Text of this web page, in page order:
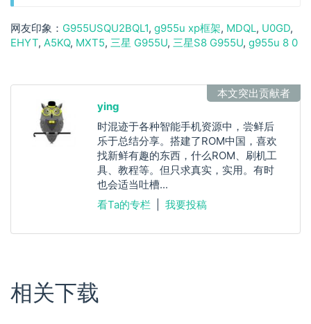
G955USQU2BQL1 g955u xp框架 MDQL U0GD
EHYT A5KQ MXT5 三星 G955U 三星S8 G955U g955u 8 0
本文突出贡献者
ying
时混迹于各种智能手机资源中，尝鲜后
乐于总结分享。搭建了ROM中国，喜欢
找新鲜有趣的东西，什么ROM、刷机工
具、教程等。但只求真实，实用。有时
也会适当吐槽...
看Ta的专栏
我要投稿
相关下载